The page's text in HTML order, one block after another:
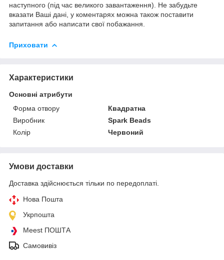
наступного (під час великого завантаження). Не забудьте
вказати Ваші дані, у коментарях можна також поставити
запитання або написати свої побажання.
Приховати
Характеристики
Основні атрибути
Форма отвору
Квадратна
Виробник
Spark Beads
Колір
Червоний
Умови доставки
Доставка здійснюється тільки по передоплаті.
Нова Пошта
Укрпошта
Meest ПОШТА
Самовивіз